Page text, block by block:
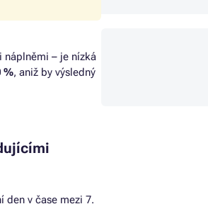
náplněmi – je nízká
%, aniž by výsledný
den v čase mezi 7.